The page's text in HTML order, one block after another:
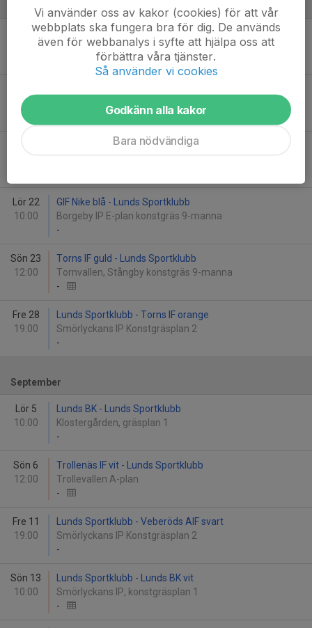
Augusti
Sön 9
13:00
Harlösa IF - Lunds Sportklubb
Harlösa IP B-plan 9-manna
19:00
Smörlyckans IP Konstgräsplan 2
Lunds Sportklubb - Furulunds IK gul
Lör 22
10:00
GIF Nike blå - Lunds Sportklubb
Borgeby IP E-plan konstgräs 9-manna
-
Sön 23
12:00
Torns IF guld - Lunds Sportklubb
Tornvallen, Stångby konstgräs 9-manna
-
Fre 28
19:00
Lunds Sportklubb - Torns IF orange
Smörlyckans IP Konstgräsplan 2
-
September
Lör 5
10:00
Lunds BK - Lunds Sportklubb
Klostergården, gräsplan 1
-
Sön 6
12:00
Trollenäs IF vit - Lunds Sportklubb
Trollevallen A-plan
-
Fre 11
19:00
Lunds Sportklubb - Veberöds AIF svart
Smörlyckans IP Konstgräsplan 2
-
Sön 13
10:00
Lunds Sportklubb - Lunds BK vit
Smörlyckans IP, konstgräsplan 1
-
Vi använder oss av kakor (cookies) för att vår
webbplats ska fungera bra för dig. De används
även för webbanalys i syfte att hjälpa oss att
förbättra våra tjänster.
Så använder vi cookies
Godkänn alla kakor
Bara nödvändiga